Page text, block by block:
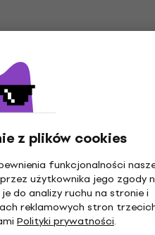
z plików cookies
funkcjonalności
użytkownika jego zgody
do analizy ruchu na stronie i
reklamowych stron
Polityki prywatności.
Gatunek